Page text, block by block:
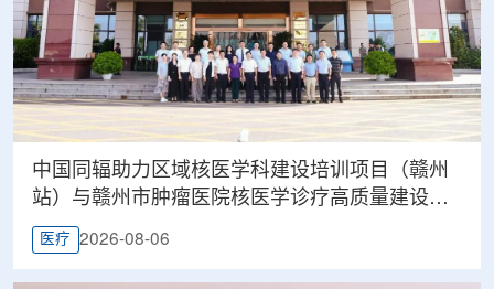
中国同辐助力区域核医学科建设培训项目（赣州
站）与赣州市肿瘤医院核医学诊疗高质量建设项
目同步启动
医疗 2026-08-06